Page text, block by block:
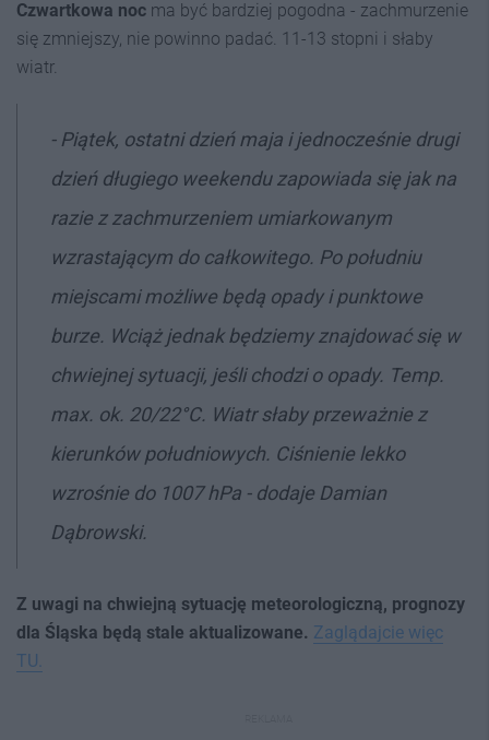
Czwartkowa noc ma być bardziej pogodna - zachmurzenie
się zmniejszy, nie powinno padać. 11-13 stopni i słaby
wiatr.
- Piątek, ostatni dzień maja i jednocześnie drugi
dzień długiego weekendu zapowiada się jak na
razie z zachmurzeniem umiarkowanym
wzrastającym do całkowitego. Po południu
miejscami możliwe będą opady i punktowe
burze. Wciąż jednak będziemy znajdować się w
chwiejnej sytuacji, jeśli chodzi o opady. Temp.
max. ok. 20/22°C. Wiatr słaby przeważnie z
kierunków południowych. Ciśnienie lekko
wzrośnie do 1007 hPa - dodaje Damian
Dąbrowski.
Z uwagi na chwiejną sytuację meteorologiczną, prognozy
dla Śląska będą stale aktualizowane. Zaglądajcie więc
TU.